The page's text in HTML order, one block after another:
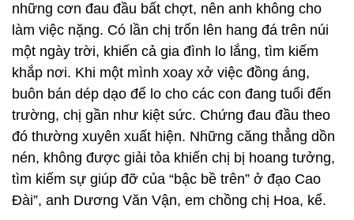
những cơn đau đầu bất chợt, nên anh không cho
làm việc nặng. Có lần chị trốn lên hang đá trên núi
một ngày trời, khiến cả gia đình lo lắng, tìm kiếm
khắp nơi. Khi một mình xoay xở việc đồng áng,
buôn bán dép dạo để lo cho các con đang tuổi đến
trường, chị gần như kiệt sức. Chứng đau đầu theo
đó thường xuyên xuất hiện. Những căng thẳng dồn
nén, không được giải tỏa khiến chị bị hoang tưởng,
tìm kiếm sự giúp đỡ của “bậc bề trên” ở đạo Cao
Đài”, anh Dương Văn Vận, em chồng chị Hoa, kể.